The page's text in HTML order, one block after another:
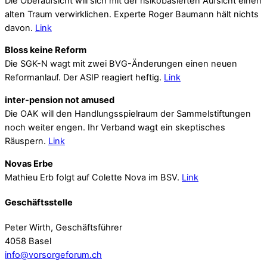
alten Traum verwirklichen. Experte Roger Baumann hält nichts
davon. Link
Bloss keine Reform
Die SGK-N wagt mit zwei BVG-Änderungen einen neuen
Reformanlauf. Der ASIP reagiert heftig. Link
inter-pension not amused
Die OAK will den Handlungsspielraum der Sammelstiftungen
noch weiter engen. Ihr Verband wagt ein skeptisches
Räuspern. Link
Novas Erbe
Mathieu Erb folgt auf Colette Nova im BSV. Link
Geschäftsstelle
Peter Wirth, Geschäftsführer
4058 Basel
info@vorsorgeforum.ch